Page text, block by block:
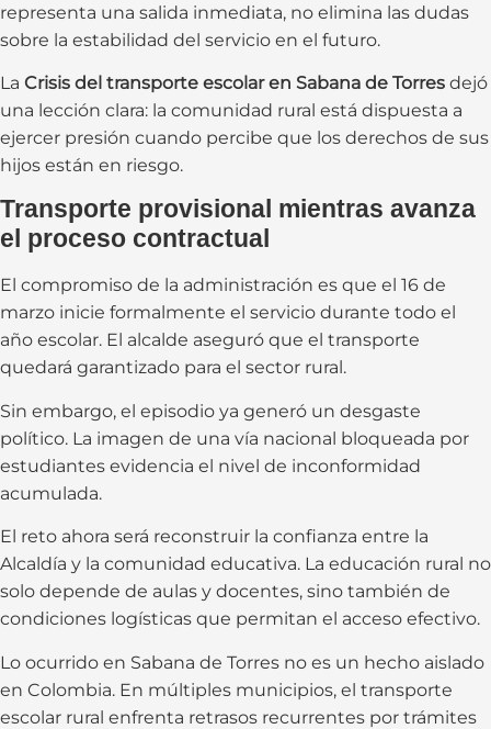
representa una salida inmediata, no elimina las dudas
sobre la estabilidad del servicio en el futuro.
La Crisis del transporte escolar en Sabana de Torres dejó
una lección clara: la comunidad rural está dispuesta a
ejercer presión cuando percibe que los derechos de sus
hijos están en riesgo.
Transporte provisional mientras avanza
el proceso contractual
El compromiso de la administración es que el 16 de
marzo inicie formalmente el servicio durante todo el
año escolar. El alcalde aseguró que el transporte
quedará garantizado para el sector rural.
Sin embargo, el episodio ya generó un desgaste
político. La imagen de una vía nacional bloqueada por
estudiantes evidencia el nivel de inconformidad
acumulada.
El reto ahora será reconstruir la confianza entre la
Alcaldía y la comunidad educativa. La educación rural no
solo depende de aulas y docentes, sino también de
condiciones logísticas que permitan el acceso efectivo.
Lo ocurrido en Sabana de Torres no es un hecho aislado
en Colombia. En múltiples municipios, el transporte
escolar rural enfrenta retrasos recurrentes por trámites